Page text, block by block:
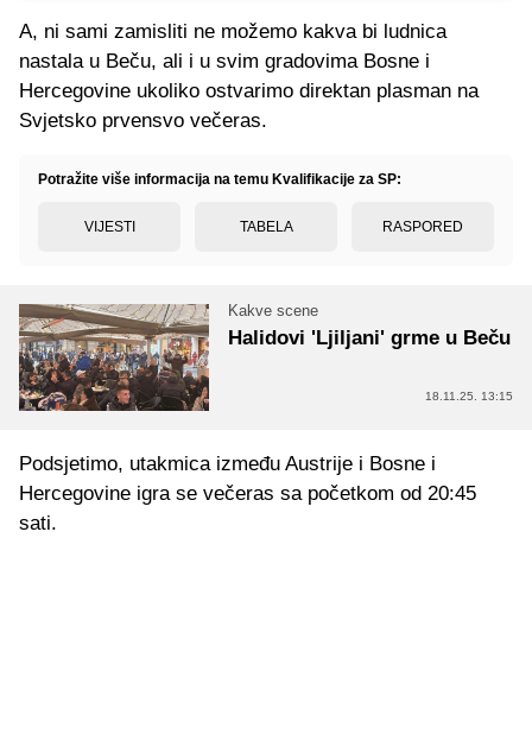
A, ni sami zamisliti ne možemo kakva bi ludnica
nastala u Beču, ali i u svim gradovima Bosne i
Hercegovine ukoliko ostvarimo direktan plasman na
Svjetsko prvensvo večeras.
Potražite više informacija na temu Kvalifikacije za SP:
VIJESTI TABELA RASPORED
Kakve scene
Halidovi 'Ljiljani' grme u Beču
18.11.25. 13:15
Podsjetimo, utakmica između Austrije i Bosne i
Hercegovine igra se večeras sa početkom od 20:45
sati.